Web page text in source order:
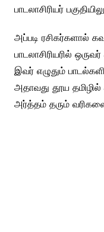
பாடலாசிரியர்
அப்படி ரசிகர்களால்
பாடலாசிரியரில்
இவர் எழுதும்
அதாவது தூய
அர்த்தம் தரும்